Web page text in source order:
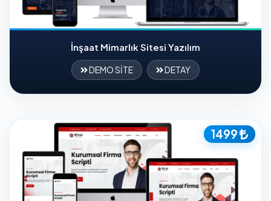
İnşaat Mimarlık Sitesi Yazılım
DEMO SİTE DETAY
1499